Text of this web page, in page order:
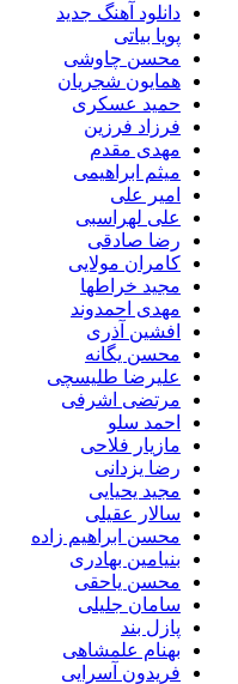
دانلود آهنگ جدید
پویا بیاتی
محسن چاوشی
همایون شجریان
حمید عسکری
فرزاد فرزین
مهدی مقدم
میثم ابراهیمی
امیر علی
علی لهراسبی
رضا صادقی
کامران مولایی
مجید خراطها
مهدی احمدوند
افشین آذری
محسن یگانه
علیرضا طلیسچی
مرتضی اشرفی
احمد سلو
مازیار فلاحی
رضا یزدانی
مجید یحیایی
سالار عقیلی
محسن ابراهیم زاده
بنیامین بهادری
محسن یاحقی
سامان جلیلی
پازل بند
بهنام علمشاهی
فریدون آسرایی